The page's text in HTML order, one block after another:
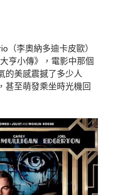
（李奧納多迪卡皮歐）
亨小傳》，電影中那個
的美感震撼了多少人
甚至萌發乘坐時光機回